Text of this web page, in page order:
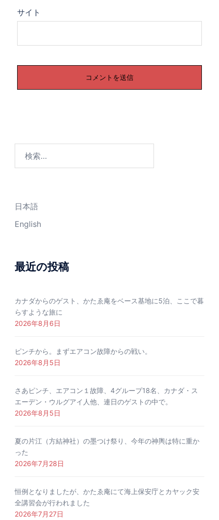
サイト
日本語
English
最近の投稿
カナダからのゲスト、かたゑ庵をベース基地に5泊、ここで暮
らすような旅に
2026年8月6日
ピンチから。まずエアコン故障からの戦い。
2026年8月5日
さあピンチ、エアコン１故障、4グループ18名、カナダ・ス
エーデン・ウルグアイ人他、連日のゲストの中で。
2026年8月5日
夏の片江（方結神社）の墨つけ祭り、今年の神輿は特に重か
った
2026年7月28日
恒例となりましたが、かたゑ庵にて海上保安庁とカヤック安
全講習会が行われました
2026年7月27日